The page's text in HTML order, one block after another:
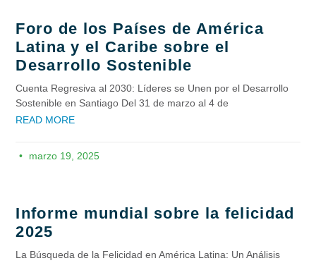
Foro de los Países de América
Latina y el Caribe sobre el
Desarrollo Sostenible
Cuenta Regresiva al 2030: Líderes se Unen por el Desarrollo
Sostenible en Santiago Del 31 de marzo al 4 de
READ MORE
marzo 19, 2025
Informe mundial sobre la felicidad
2025
La Búsqueda de la Felicidad en América Latina: Un Análisis